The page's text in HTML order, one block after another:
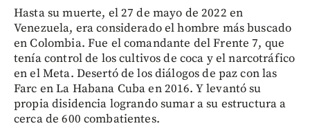
Hasta su muerte, el 27 de mayo de 2022 en
Venezuela, era considerado el hombre más buscado
en Colombia. Fue el comandante del Frente 7, que
tenía control de los cultivos de coca y el narcotráfico
en el Meta. Desertó de los diálogos de paz con las
Farc en La Habana Cuba en 2016. Y levantó su
propia disidencia logrando sumar a su estructura a
cerca de 600 combatientes.